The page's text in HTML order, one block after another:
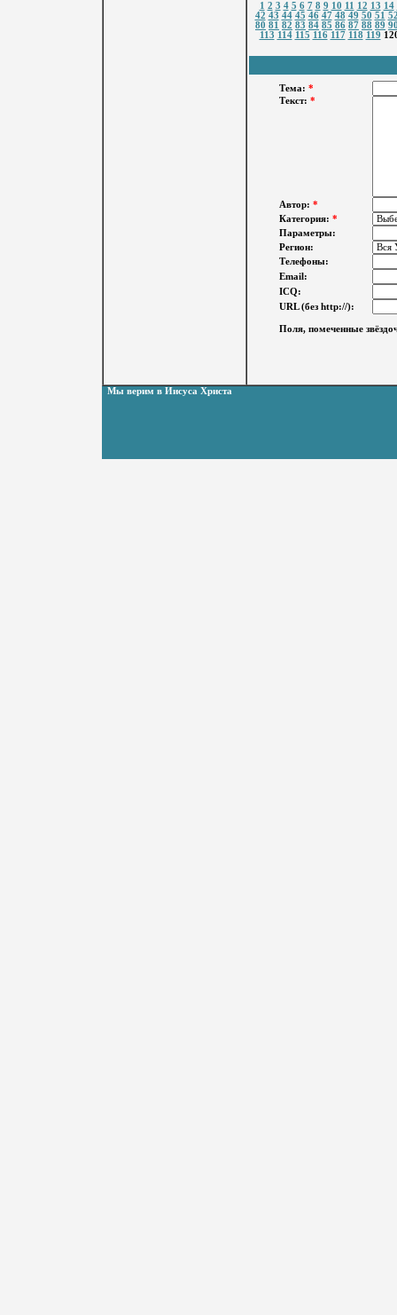
1 2 3 4 5 6 7 8 9 10 11 12 13 14
42 43 44 45 46 47 48 49 50 51
80 81 82 83 84 85 86 87 88 89
113 114 115 116 117 118 119
Тема: *
Текст: *
Автор: *
Категория: *
Параметры:
Регион:
Телефоны:
Email:
ICQ:
URL (без http://):
Поля, помеченные
Мы верим в Иисуса Христа